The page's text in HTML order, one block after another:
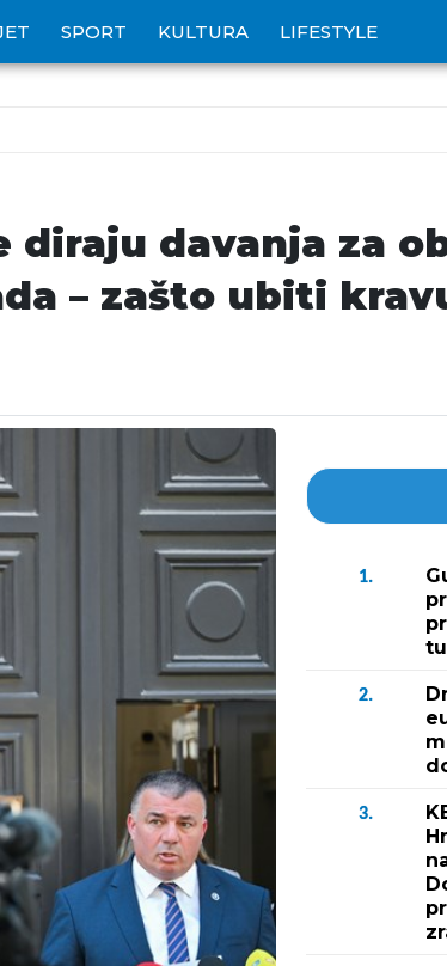
SPORT KULTURA LIFESTYLE
davanja za
– zašto ubiti
1.
2.
3.